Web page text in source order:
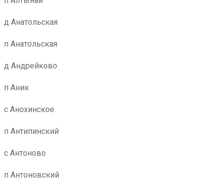
д Анатольская
п Анатольская
д Андрейково
п Аник
с Анохинское
п Антипинский
с Антоново
п Антоновский